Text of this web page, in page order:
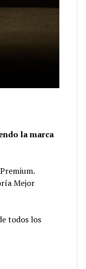
la marca
Mejor
todos los